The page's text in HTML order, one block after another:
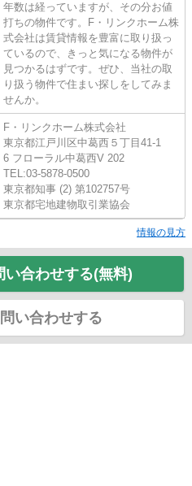
年数は経っていますが、その分お値
打ちの物件です。F・リンクホーム株
式会社は賃貸情報を豊富に取り扱っ
ているので、きっと気になる物件が
見つかるはずです。ぜひ、当社の取
り扱う物件で住まい探しをしてみま
せんか。
F・リンクホーム株式会社
東京都江戸川区中葛西５丁目41-1
6 フローラル中葛西V 202
TEL:03-5878-0500
東京都知事 (2) 第102757号
東京都宅地建物取引業協会
情報の見方
い合わせする(無料)
い合わせする